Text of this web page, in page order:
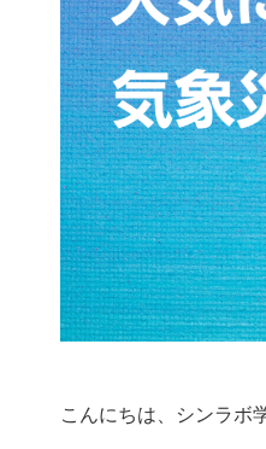
こんにちは、シンラボ